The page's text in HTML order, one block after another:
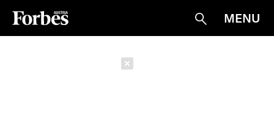
Suche
MENU